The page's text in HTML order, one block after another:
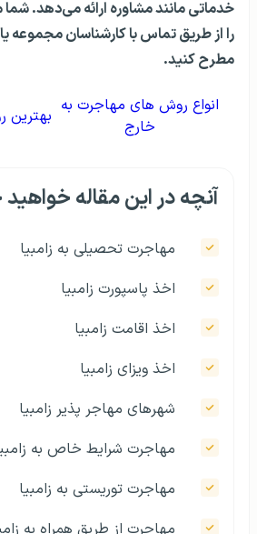
خدماتی مانند مشاوره ارائه می‌دهد.
را از طریق تماس با کارشناسان مجموعه یا
مطرح کنید.
انواع روش های مهاجرت به
خارج
بهترین
آنچه در این مقاله خواهید
مهاجرت تحصیلی‌ به زامبیا
اخذ پاسپورت زامبیا
اخذ اقامت زامبیا
اخذ ویزای زامبیا
شهرهای مهاجر پذیر زامبیا
مهاجرت شرایط خاص به
مهاجرت توریستی به زامبیا
مهاجرت از طریق همراه به